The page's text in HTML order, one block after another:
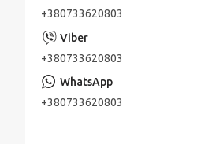
+380733620803
+380733620803
+380733620803